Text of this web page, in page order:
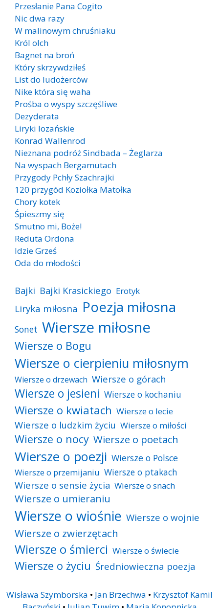
Przesłanie Pana Cogito
Nic dwa razy
W malinowym chruśniaku
Król olch
Bagnet na broń
Który skrzywdziłeś
List do ludożerców
Nike która się waha
Prośba o wyspy szczęśliwe
Dezyderata
Liryki lozańskie
Konrad Wallenrod
Nieznana podróż Sindbada – Żeglarza
Na wyspach Bergamutach
Przygody Pchły Szachrajki
120 przygód Koziołka Matołka
Chory kotek
Śpieszmy się
Smutno mi, Boże!
Reduta Ordona
Idzie Grześ
Oda do młodości
Bajki Bajki Krasickiego Erotyk
Liryka miłosna Poezja miłosna
Sonet Wiersze miłosne
Wiersze o Bogu
Wiersze o cierpieniu miłosnym
Wiersze o drzewach Wiersze o górach
Wiersze o jesieni Wiersze o kochaniu
Wiersze o kwiatach Wiersze o lecie
Wiersze o ludzkim życiu Wiersze o miłości
Wiersze o nocy Wiersze o poetach
Wiersze o poezji Wiersze o Polsce
Wiersze o przemijaniu Wiersze o ptakach
Wiersze o sensie życia Wiersze o snach
Wiersze o umieraniu
Wiersze o wiośnie Wiersze o wojnie
Wiersze o zwierzętach
Wiersze o śmierci Wiersze o świecie
Wiersze o życiu Średniowieczna poezja
Wisława Szymborska • Jan Brzechwa • Krzysztof Kamil